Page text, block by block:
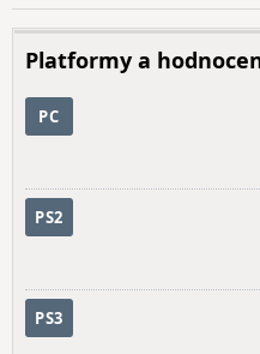
Platformy a
PC
PS2
PS3